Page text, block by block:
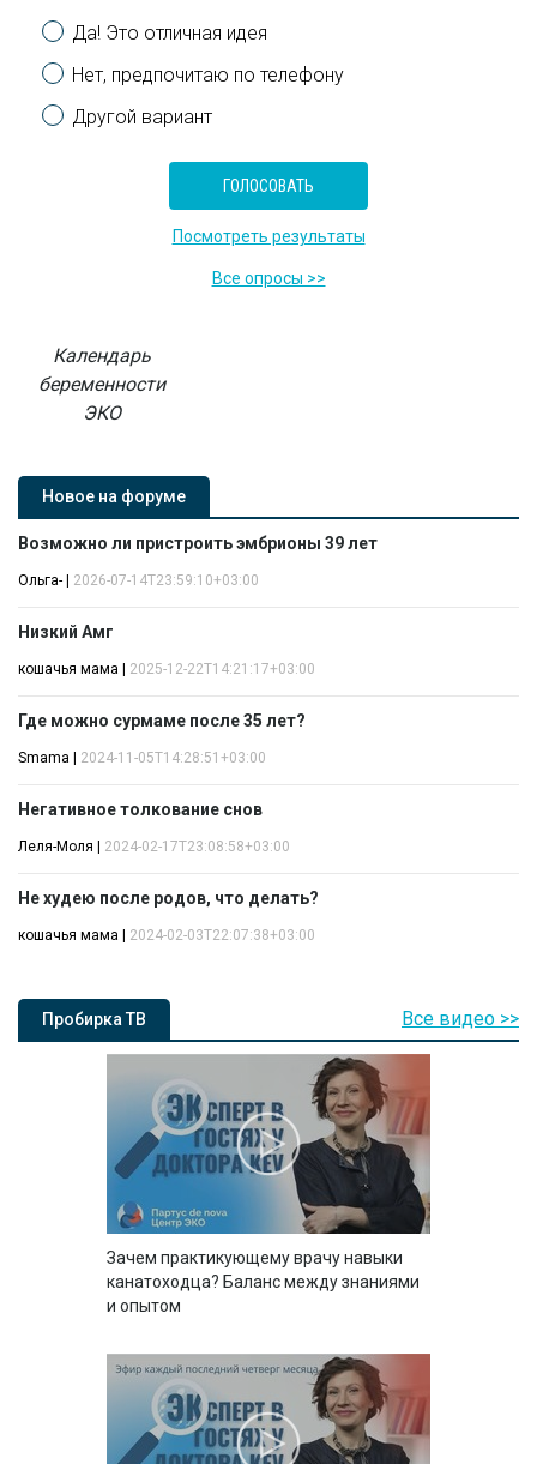
Варианты
Да! Это отличная идея
Нет, предпочитаю по телефону
Другой вариант
Посмотреть результаты
Все опросы >>
Календарь
беременности
ЭКО
Новое на форуме
Возможно ли пристроить эмбрионы 39 лет
Ольга- 2026-07-14T23:59:10+03:00
Низкий Амг
кошачья мама 2025-12-22T14:21:17+03:00
Где можно сурмаме после 35 лет?
Smama 2024-11-05T14:28:51+03:00
Негативное толкование снов
Леля-Моля 2024-02-17T23:08:58+03:00
Не худею после родов, что делать?
кошачья мама 2024-02-03T22:07:38+03:00
Пробирка ТВ
Зачем практикующему врачу навыки
канатоходца? Баланс между знаниями
и опытом
Все видео >>